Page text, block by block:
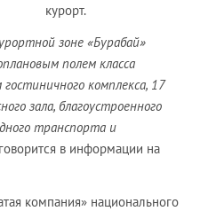
курорт.
зоне «Бурабай»
полем класса
комплекса, 17
зала, благоустроенного
транспорта и
в информации на
компания» национального